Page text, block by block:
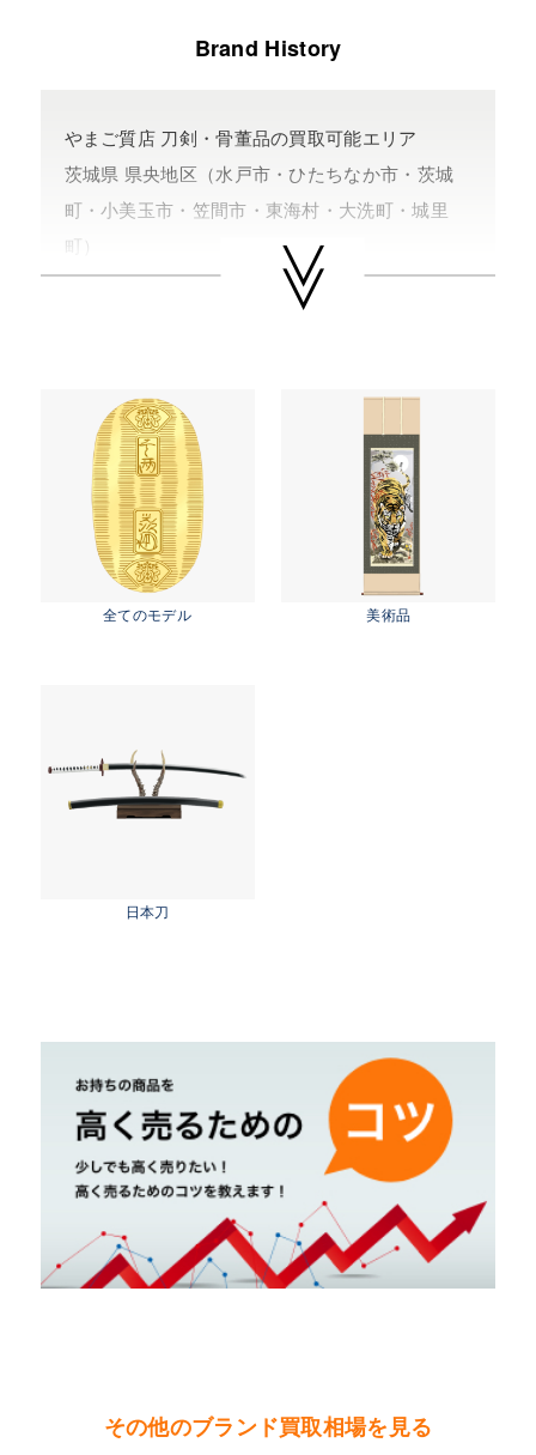
Brand History
やまご質店 刀剣・骨董品の買取可能エリア
茨城県 県央地区（水戸市・ひたちなか市・茨城
町・小美玉市・笠間市・東海村・大洗町・城里
町）
茨城県 県北地区（北茨城市・高萩市・常陸太田
市・大子町・日立市・常陸大宮市）
茨城県 県南地区（石岡市・かすみがうら市・土
浦市・つくば市・阿見町・美浦町・稲敷市・牛久
市・龍ヶ崎市・取手市・利根町・河内町・つくば
みらい市・守谷市）
茨城県 県西地区（桜川市・筑西市・下妻市・常
総市・坂東市・結城市・古川市・境町・五霞町）
全てのモデル 美術品
日本刀
その他のブランド買取相場を見る